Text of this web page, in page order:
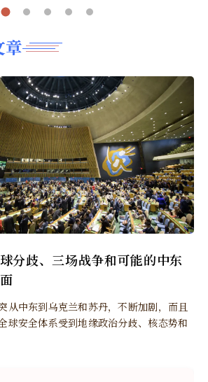
章
分歧、三场战争和可能的中东
从中东到乌克兰和苏丹，不断加剧，而且
球安全体系受到地缘政治分歧、核态势和